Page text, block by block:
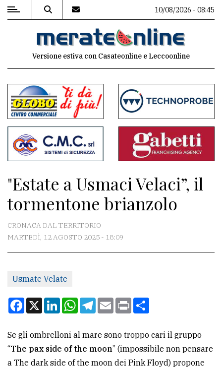
MENU
commenti
Contenuti
del
sito
Associazioni
Meteo
redazione
Scrivici
la
tua
pubblicità
10/08/2026 - 08:45
Versione estiva con Casateonline e Leccoonline
"Estate a Usmaci Velaci”, il
tormentone brianzolo
CRONACA DAL TERRITORIO
MARTEDÌ, 12 AGOSTO 2025 - 18:09
Usmate Velate
Facebook
X LinkedInWhatsApp
Telegram
EmailPrint
Se gli ombrelloni al mare sono troppo cari il gruppo
“The pax side of the moon” (impossibile non pensare
a The dark side of the moon dei Pink Floyd) propone